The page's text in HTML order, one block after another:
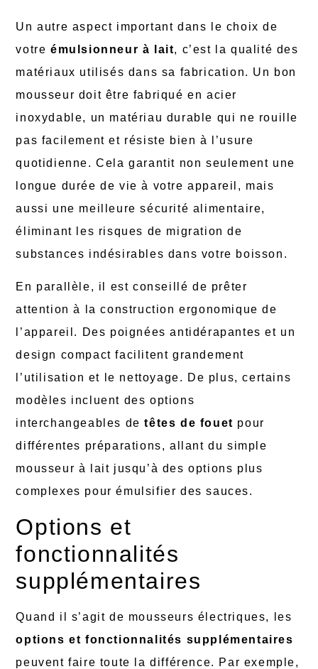
Un autre aspect important dans le choix de
votreémulsionneur à lait, c’est la qualité des
matériaux utilisés dans sa fabrication. Un bon
mousseur doit être fabriqué en acier
inoxydable, un matériau durable qui ne rouille
pas facilement et résiste bien à l’usure
quotidienne. Cela garantit non seulement une
longue durée de vie à votre appareil, mais
aussi une meilleure sécurité alimentaire,
éliminant les risques de migration de
substances indésirables dans votre boisson.
En parallèle, il est conseillé de prêter
attention à la construction ergonomique de
l’appareil. Des poignées antidérapantes et un
design compact facilitent grandement
l’utilisation et le nettoyage. De plus, certains
modèles incluent des options
interchangeables detêtes de fouet pour
différentes préparations, allant du simple
mousseur à lait jusqu’à des options plus
complexes pour émulsifier des sauces.
Options et
fonctionnalités
supplémentaires
Quand il s’agit de mousseurs électriques, les
options et fonctionnalités supplémentaires
peuvent faire toute la différence. Par exemple,